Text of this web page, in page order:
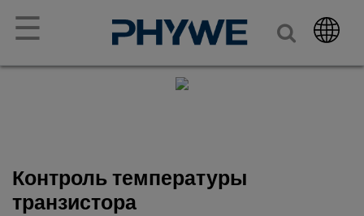
☰
Контроль температуры
транзистора